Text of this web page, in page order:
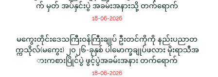
က် မှတ် အပ်နှင်းပွဲ အခမ်းအနားသို့ တက်ရောက်
18-06-2026
မကွေးတိုင်းဒေသကြီးဝန်ကြီးချုပ် ဦးတင်ကိုကို နည်းပညာတ
က္ကသိုလ်(မကွေး) ၂၀၂၆-ခုနှစ် ပါမောက္ခချုပ်ဖလား မိုးရာသီအ
ားကစားပြိုင်ပွဲ ဖွင့်ပွဲအခမ်းအနား တက်ရောက်
18-06-2026